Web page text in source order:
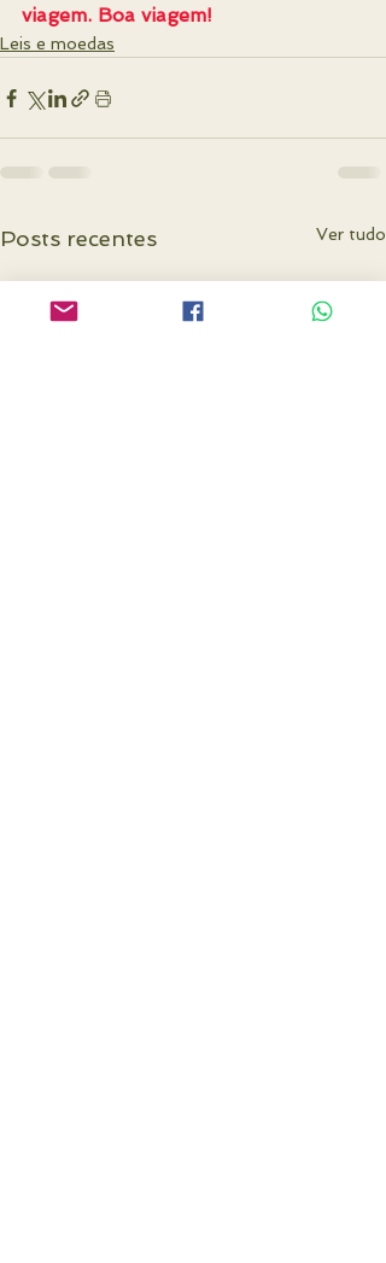
viagem. Boa viagem!
Leis e moedas
Posts recentes Ver tudo